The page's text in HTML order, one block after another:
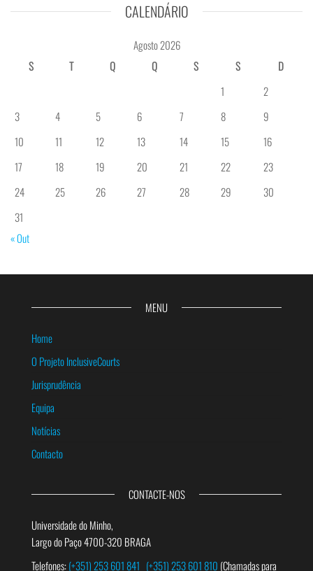
CALENDÁRIO
Agosto 2026
S
T Q Q S S
D
1
2
3
4 5 6 7 8
9
10
11 12 13 14 15
16
17
18 19 20 21 22
23
24
25 26 27 28 29
30
31
« Out
MENU
Home
O Projeto InclusiveCourts
Jurisprudência
Equipa
Notícias
Contacto
CONTACTE-NOS
Universidade do Minho,
Largo do Paço 4700-320 BRAGA
Telefones:(+351) 253 601 841 (+351) 253 601 810 (Chamadas para